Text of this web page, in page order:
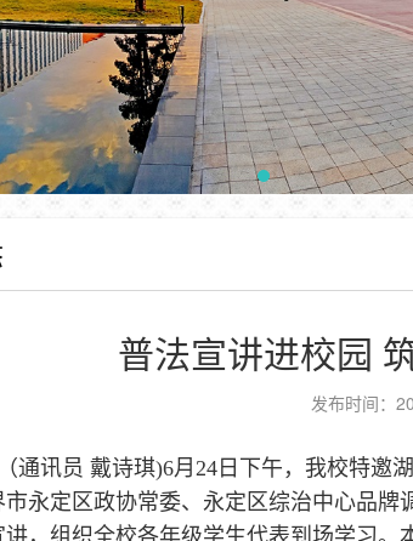
普法宣讲进校园
发布时间：
通讯员 戴诗琪)6月24日下午，我校特邀
市永定区政协常委、永定区综治中心品